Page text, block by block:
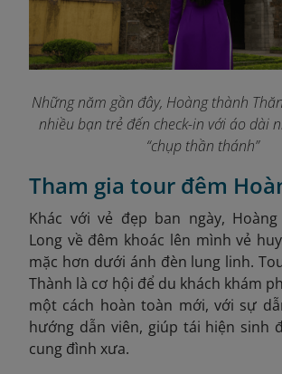
Những năm gần đây, Hoàng thành
nhiều bạn trẻ đến check-in với áo dài
“chụp thần thánh”
Tham gia tour đêm
Khác với vẻ đẹp ban ngày,
Long về đêm khoác lên mình vẻ
mặc hơn dưới ánh đèn lung linh.
Thành là cơ hội để du khách khám
một cách hoàn toàn mới, với sự
hướng dẫn viên, giúp tái hiện sinh
cung đình xưa.